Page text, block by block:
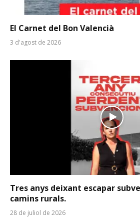
El Carnet del Bon Valencià
3 d'agost de 2026
Tres anys deixant escapar
camins rurals.
28 de juliol de 2026